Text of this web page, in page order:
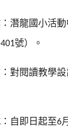
潛龍國小活
401號）。
對閱讀教學
自即日起至6月